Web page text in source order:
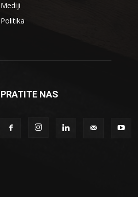
Mediji
Politika
PRATITE NAS